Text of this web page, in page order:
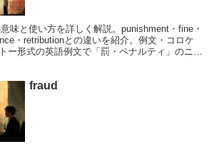
味と使い方を詳しく解説。punishment・fine・
・retributionとの違いを紹介。例文・コロケ
ー形式の英語例文で「罰・ペナルティ」のニュ
fraud